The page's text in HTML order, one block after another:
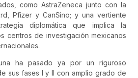
como AstraZeneca junto con la
Pfizer y CanSino; y una vertiente
diplomática que implica la
centros de investigación mexicanos
ha pasado ya por un riguroso
sus fases I y II con amplio grado de